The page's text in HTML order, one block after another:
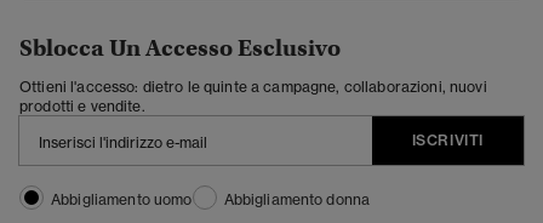
Sblocca Un Accesso Esclusivo
Ottieni l'accesso: dietro le quinte a campagne, collaborazioni, nuovi
prodotti e vendite.
ISCRIVITI
Abbigliamento uomo
Abbigliamento donna